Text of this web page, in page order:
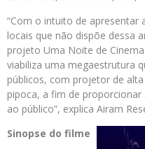
“Com o intuito de apresentar
locais que não dispõe dessa
projeto Uma Noite de Cinema
viabiliza uma megaestrutura
públicos, com projetor de
pipoca, a fim de
ao público”, explica Airam
Sinopse do filme